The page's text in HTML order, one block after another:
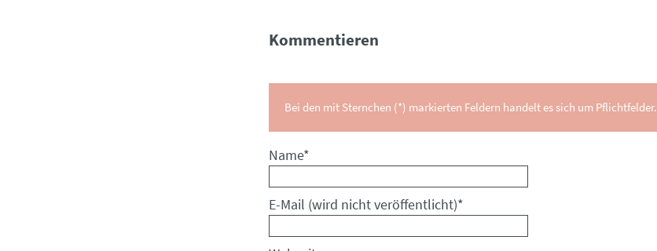
Kommentieren
Bei den mit Sternchen (*) markierten Feldern handelt es sich um Pflichtfelder.
Pflichtfeld
Name*
Pflichtfeld
E-Mail (wird nicht veröffentlicht)*